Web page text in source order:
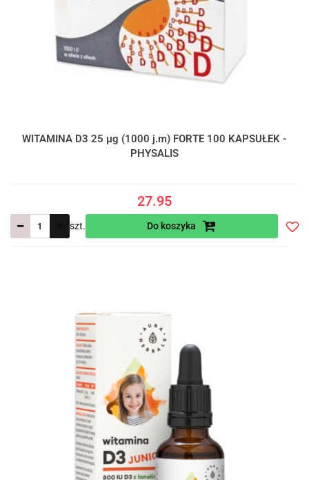
WITAMINA D3 25 µg (1000 j.m) FORTE 100 KAPSUŁEK -
PHYSALIS
27.95
szt. Do koszyka